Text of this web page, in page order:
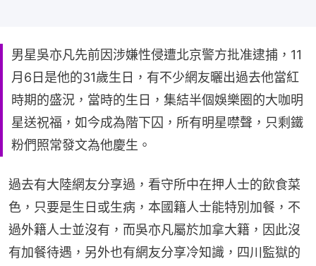
男星吳亦凡先前因涉嫌性侵遭北京警方批准逮捕，11
月6日是他的31歲生日，有不少網友曬出過去他當紅
時期的盛況，當時的生日，集結半個娛樂圈的大咖明
星送祝福，如今成為階下囚，所有明星噤聲，只剩鐵
粉們照常發文為他慶生。
過去有大陸網友分享過，看守所中在押人士的飲食菜
色，只要是生日或生病，本國籍人士能特別加餐，不
過外籍人士並沒有，而吳亦凡屬於加拿大籍，因此沒
有加餐待遇，另外也有網友分享冷知識，四川監獄的